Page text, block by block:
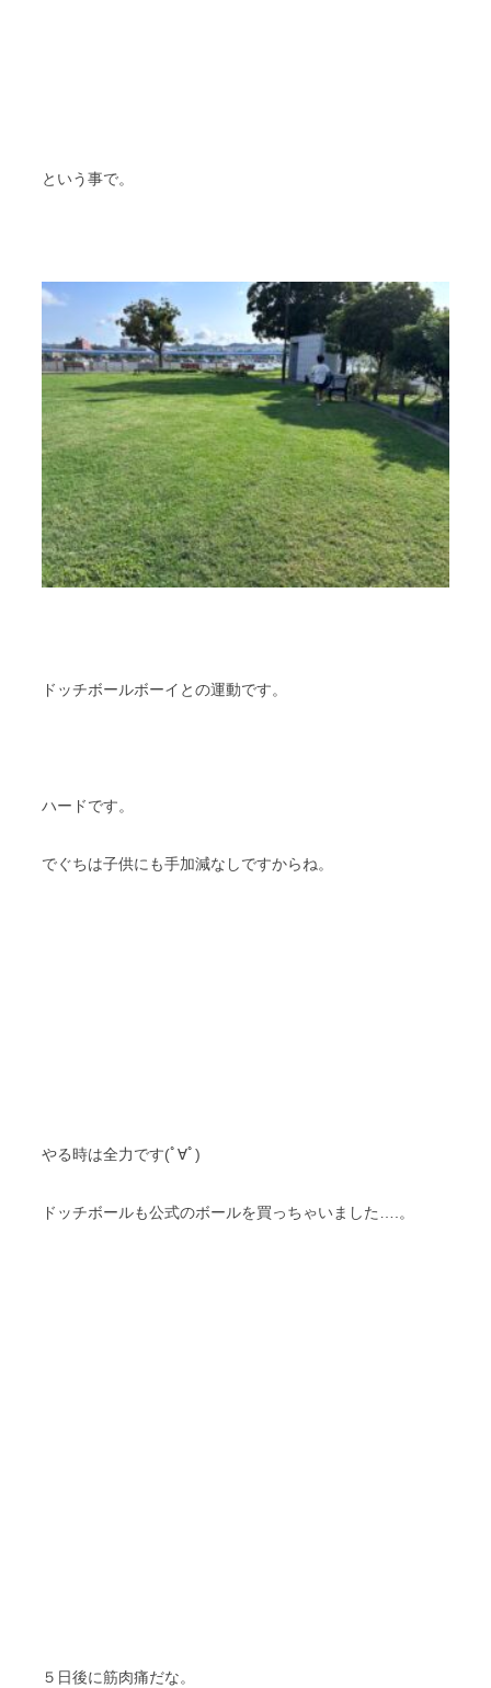
という事で。
ドッチボールボーイとの運動です。
ハードです。
でぐちは子供にも手加減なしですからね。
やる時は全力です(ﾟ∀ﾟ)
ドッチボールも公式のボールを買っちゃいました….。
５日後に筋肉痛だな。